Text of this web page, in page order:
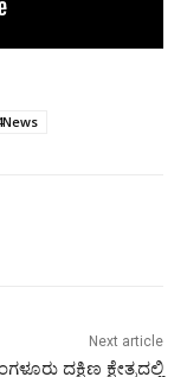
Next article
ದಕ್ಷಿಣ ಕ್ಷೇತ್ರದಲ್ಲಿ